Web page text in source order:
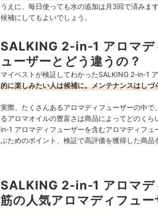
うえに、毎日使っても水の追加は月3回で済みます
候補にしてもよいでしょう。
SALKING 2-in-1 アロマデ
ューザーとどう違うの？
マイベストが検証してわかったSALKING 2-in-1
的に楽しみたい人は候補に。メンテナンスはしづ
実際、たくさんあるアロマディフューザーの中
るアロマオイルの豊富さは商品によってどのく
in-1 アロマディフューザーを含むアロマディフ
ぶためのポイント、検証で高評価を獲得した商品
SALKING 2-in-1 アロマデ
筋の人気アロマディフュ